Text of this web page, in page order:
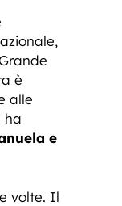
è
alle
ha
e
volte. Il